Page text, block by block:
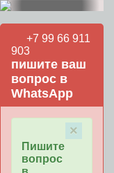
+7 99 66 911
903
пишите ваш
вопрос в
WhatsApp
×
Пишите
вопрос